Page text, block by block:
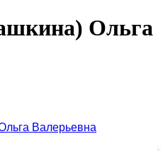
Ольга
Валерьевна